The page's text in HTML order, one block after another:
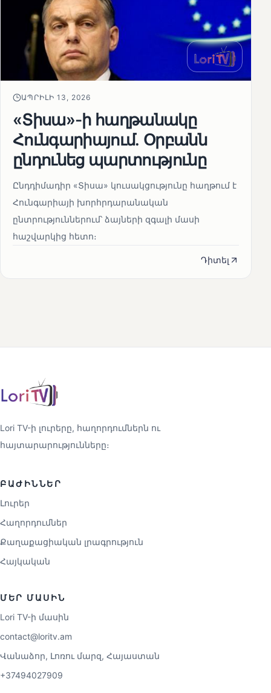
ԱՊՐԻԼԻ 13, 2026
«Տիսա»-ի հաղթանակը
Հունգարիայում․ Օրբանն
ընդունեց պարտությունը
Ընդդիմադիր «Տիսա» կուսակցությունը հաղթում է
Հունգարիայի խորհրդարանական
ընտրություններում՝ ձայների զգալի մասի
հաշվարկից հետո։
Դիտել
Lori TV-ի լուրերը, հաղորդումներն ու
հայտարարությունները։
ԲԱԺԻՆՆԵՐ
Լուրեր
Հաղորդումներ
Քաղաքացիական լրագրություն
Հայկական
ՄԵՐ ՄԱՍԻՆ
Lori TV-ի մասին
contact@loritv.am
Վանաձոր, Լոռու մարզ, Հայաստան
+37494027909